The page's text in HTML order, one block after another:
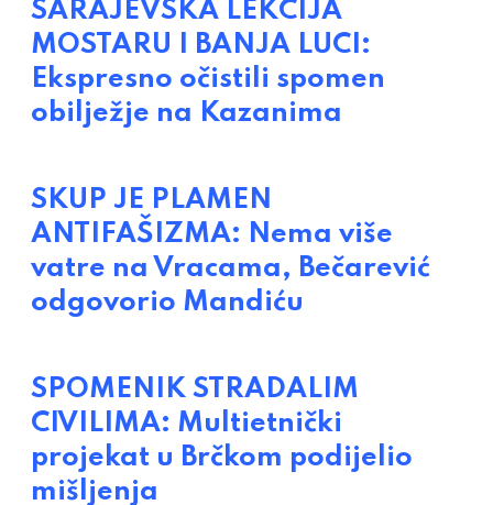
SARAJEVSKA LEKCIJA
MOSTARU I BANJA LUCI:
Ekspresno očistili spomen
obilježje na Kazanima
SKUP JE PLAMEN
ANTIFAŠIZMA: Nema više
vatre na Vracama, Bečarević
odgovorio Mandiću
SPOMENIK STRADALIM
CIVILIMA: Multietnički
projekat u Brčkom podijelio
mišljenja